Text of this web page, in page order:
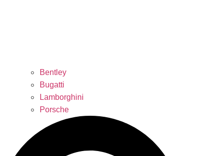
Bentley
Bugatti
Lamborghini
Porsche